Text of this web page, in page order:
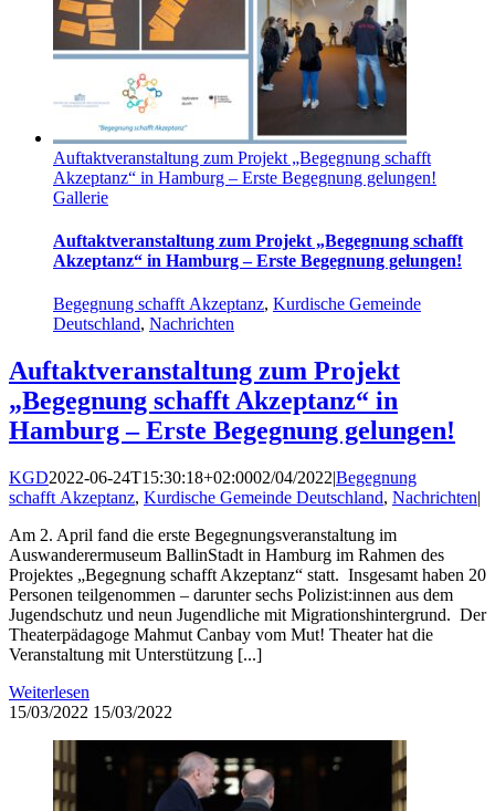
Auftaktveranstaltung zum Projekt „Begegnung schafft
Akzeptanz“ in Hamburg – Erste Begegnung gelungen!
Gallerie
Auftaktveranstaltung zum Projekt „Begegnung schafft
Akzeptanz“ in Hamburg – Erste Begegnung gelungen!
Begegnung schafft Akzeptanz, Kurdische Gemeinde
Deutschland, Nachrichten
Auftaktveranstaltung zum Projekt
„Begegnung schafft Akzeptanz“ in
Hamburg – Erste Begegnung gelungen!
KGD2022-06-24T15:30:18+02:0002/04/2022|Begegnung
schafft Akzeptanz, Kurdische Gemeinde Deutschland, Nachrichten|
Am 2. April fand die erste Begegnungsveranstaltung im
Auswanderermuseum BallinStadt in Hamburg im Rahmen des
Projektes „Begegnung schafft Akzeptanz“ statt. Insgesamt haben 20
Personen teilgenommen – darunter sechs Polizist:innen aus dem
Jugendschutz und neun Jugendliche mit Migrationshintergrund. Der
Theaterpädagoge Mahmut Canbay vom Mut! Theater hat die
Veranstaltung mit Unterstützung [...]
Weiterlesen
15/03/2022 15/03/2022